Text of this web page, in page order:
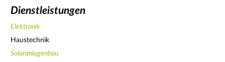
Dienstleistungen
Elektronik
Haustechnik
Solaranlagenbau